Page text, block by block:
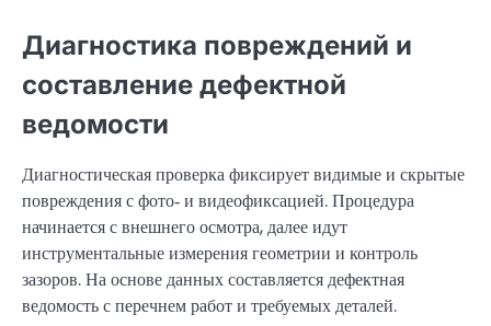
Диагностика повреждений и
составление дефектной
ведомости
Диагностическая проверка фиксирует видимые и скрытые
повреждения с фото‑ и видеофиксацией. Процедура
начинается с внешнего осмотра, далее идут
инструментальные измерения геометрии и контроль
зазоров. На основе данных составляется дефектная
ведомость с перечнем работ и требуемых деталей.